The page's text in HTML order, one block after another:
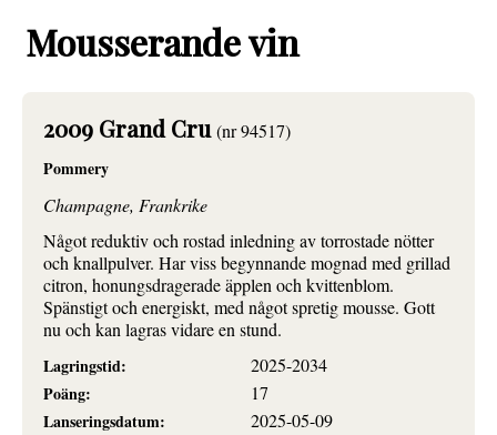
Mousserande vin
2009 Grand Cru(nr 94517)
Pommery
Champagne, Frankrike
Något reduktiv och rostad inledning av torrostade nötter
och knallpulver. Har viss begynnande mognad med grillad
citron, honungsdragerade äpplen och kvittenblom.
Spänstigt och energiskt, med något spretig mousse. Gott
nu och kan lagras vidare en stund.
Lagringstid:
2025-2034
Poäng:
17
Lanseringsdatum:
2025-05-09